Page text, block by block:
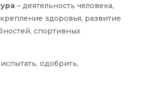
– деятельность человека,
здоровья, развитие
спортивных
одобрить,